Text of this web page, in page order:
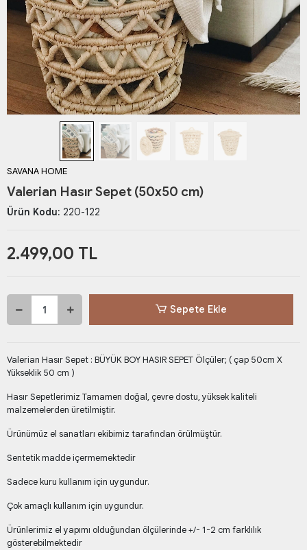
SAVANA HOME
Valerian Hasır Sepet (50x50 cm)
Ürün Kodu: 220-122
2.499,00 TL
Sepete Ekle
Valerian Hasır Sepet : BÜYÜK BOY HASIR SEPET Ölçüler; ( çap 50cm X
Yükseklik 50 cm )
Hasır Sepetlerimiz Tamamen doğal, çevre dostu, yüksek kaliteli
malzemelerden üretilmiştir.
Ürünümüz el sanatları ekibimiz tarafından örülmüştür.
Sentetik madde içermemektedir
Sadece kuru kullanım için uygundur.
Çok amaçlı kullanım için uygundur.
Ürünlerimiz el yapımı olduğundan ölçülerinde +/- 1-2 cm farklılık
gösterebilmektedir